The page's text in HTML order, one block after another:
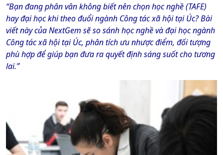
“Bạn đang phân vân không biết nên chọn học nghề (TAFE)
hay đại học khi theo đuổi ngành Công tác xã hội tại Úc? Bài
viết này của NextGem sẽso sánh học nghề và đại học ngành
Công tác xã hội tại Úc, phân tích ưu nhược điểm, đối tượng
phù hợp để giúp bạn đưa ra quyết định sáng suốt cho tương
lai.”